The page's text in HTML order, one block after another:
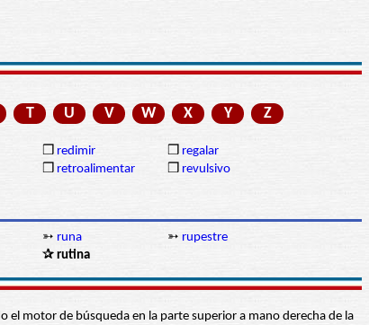
T U V W X Y Z
❒ redimir ❒ regalar
❒ retroalimentar ❒ revulsivo
➳ runa ➳ rupestre
✰ rutina
el motor de búsqueda en la parte superior a mano derecha de la